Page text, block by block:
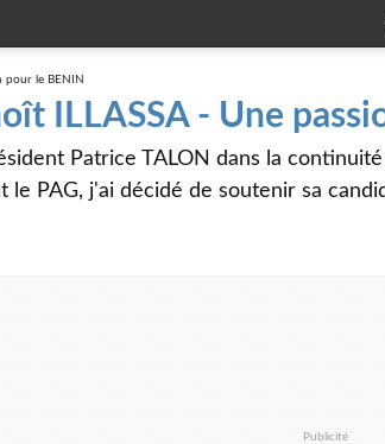
ILLASSA - Une
Patrice TALON dans la
le PAG, j'ai décidé de soutenir sa
Publicité